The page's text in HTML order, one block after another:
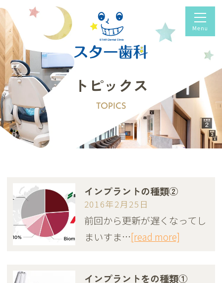
トピックス
TOPICS
インプラントの種類②
2016年2月25日
前回から更新が遅くなってし
まいすま…[read more]
インプラントをの種類①